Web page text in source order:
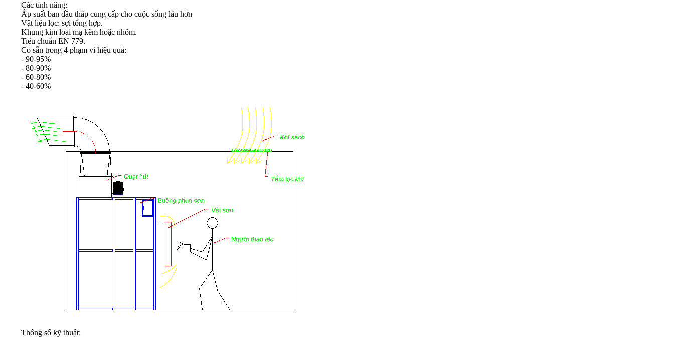
Các tính năng:
Áp suất ban đầu thấp cung cấp cho cuộc sống lâu hơn
Vật liệu lọc: sợi tổng hợp.
Khung kim loại mạ kẽm hoặc nhôm.
Tiêu chuẩn EN 779.
Có sẵn trong 4 phạm vi hiệu quả:
- 90-95%
- 80-90%
- 60-80%
- 40-60%
Thông số kỹ thuật: